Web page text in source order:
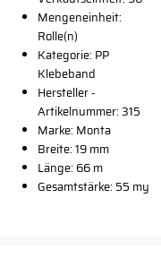
Mengeneinheit:
Rolle(n)
Kategorie: PP
Klebeband
Hersteller -
Artikelnummer: 315
Marke: Monta
Breite: 19 mm
Länge: 66 m
Gesamtstärke: 55 my